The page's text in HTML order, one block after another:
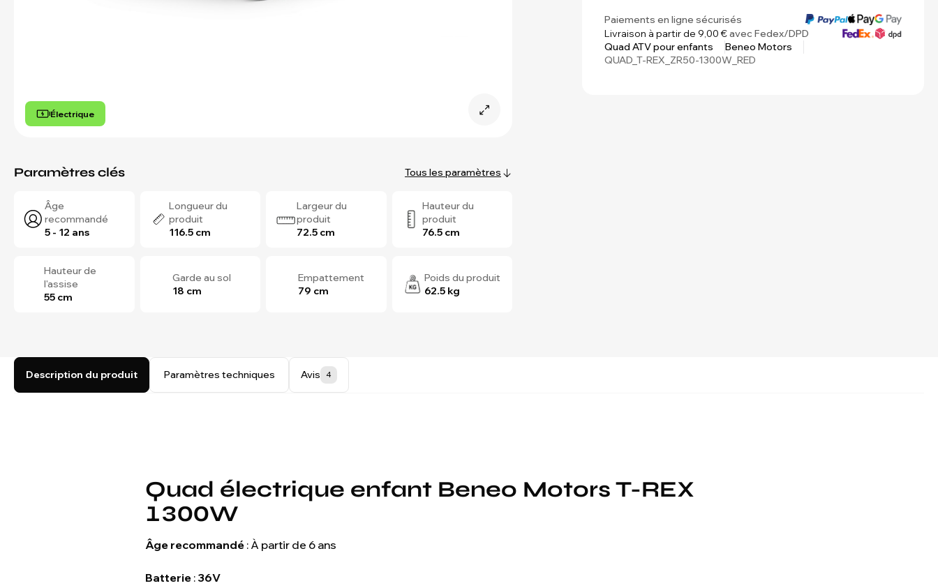
Électrique
Paramètres clés Tous les paramètres
Âge
recommandé
5 - 12 ans
Longueur du
produit
116.5 cm
Largeur du
produit
72.5 cm
Hauteur du
produit
76.5 cm
Hauteur de
l'assise
55 cm
Garde au sol
18 cm
Empattement
79 cm
Poids du produit
62.5 kg
Paiements en ligne sécurisés
Livraison à partir de 9,00 €avec Fedex/DPD
Quad ATV pour enfants
Beneo Motors
QUAD_T-REX_ZR50-1300W_RED
Description du produit Paramètres techniques Avis 4
Quad électrique enfant Beneo Motors T-REX
1300W
Âge recommandé : À partir de 6 ans
Batterie : 36V